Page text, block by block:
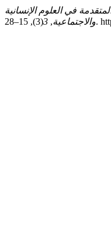
في العلوم الإنسانية
والاجتماعية,
3 (3),